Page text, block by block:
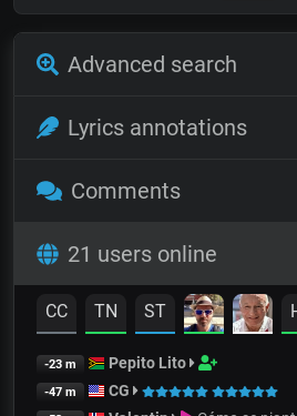
Advanced search
Lyrics annotations
Comments
21 users online
CC TN ST
-23 m Pepito Lito
-47 m CG